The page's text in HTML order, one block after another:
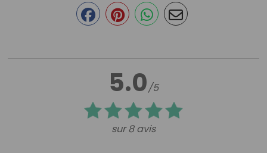
5.0/5
sur 8 avis